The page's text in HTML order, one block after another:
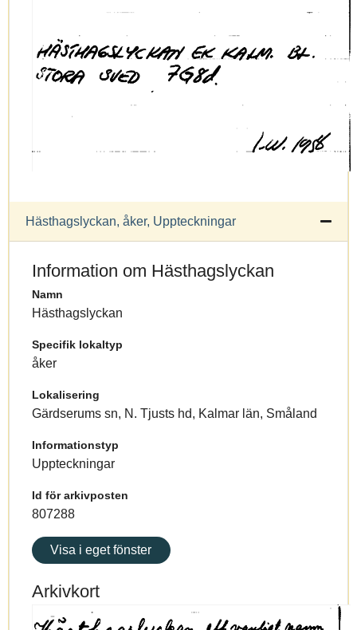
Hästhagslyckan, åker, Uppteckningar
Information om Hästhagslyckan
Namn
Hästhagslyckan
Specifik lokaltyp
åker
Lokalisering
Gärdserums sn, N. Tjusts hd, Kalmar län, Småland
Informationstyp
Uppteckningar
Id för arkivposten
807288
Visa i eget fönster
Arkivkort